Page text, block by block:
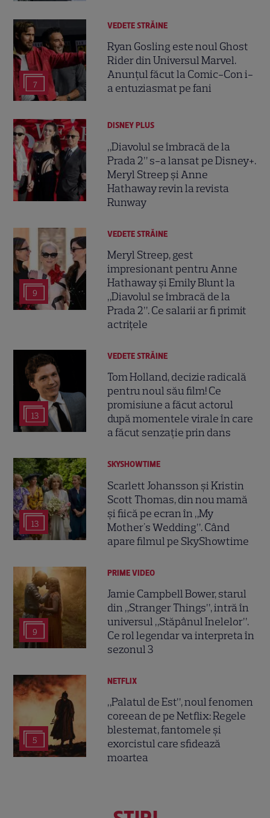
7
VEDETE STRĂINE
Ryan Gosling este noul Ghost
Rider din Universul Marvel.
Anunțul făcut la Comic-Con i-
a entuziasmat pe fani
DISNEY PLUS
„Diavolul se îmbracă de la
Prada 2” s-a lansat pe Disney+.
Meryl Streep și Anne
Hathaway revin la revista
Runway
9
VEDETE STRĂINE
Meryl Streep, gest
impresionant pentru Anne
Hathaway și Emily Blunt la
„Diavolul se îmbracă de la
Prada 2”. Ce salarii ar fi primit
actrițele
13
VEDETE STRĂINE
Tom Holland, decizie radicală
pentru noul său film! Ce
promisiune a făcut actorul
după momentele virale în care
a făcut senzație prin dans
13
SKYSHOWTIME
Scarlett Johansson și Kristin
Scott Thomas, din nou mamă
și fiică pe ecran în „My
Mother's Wedding”. Când
apare filmul pe SkyShowtime
9
PRIME VIDEO
Jamie Campbell Bower, starul
din „Stranger Things”, intră în
universul „Stăpânul Inelelor”.
Ce rol legendar va interpreta în
sezonul 3
5
NETFLIX
„Palatul de Est”, noul fenomen
coreean de pe Netflix: Regele
blestemat, fantomele și
exorcistul care sfidează
moartea